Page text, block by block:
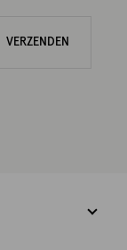
VERZENDEN